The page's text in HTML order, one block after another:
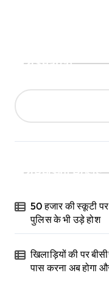
Search
Recent Posts
50 हजार की स्कूटी
पुलिस के भी उड़े होश
खिलाड़ियों की पर
पास करना अब होगा